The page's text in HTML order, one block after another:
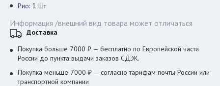
Рио: 1 Шт
Информация /внешний вид товара может отличаться
Доставка
Покупка больше 7000 ₽ — бесплатно по Европейской части
России до пункта выдачи заказов СДЭК.
Покупка меньше 7000 ₽ — согласно тарифам почты России или
транспортной компании